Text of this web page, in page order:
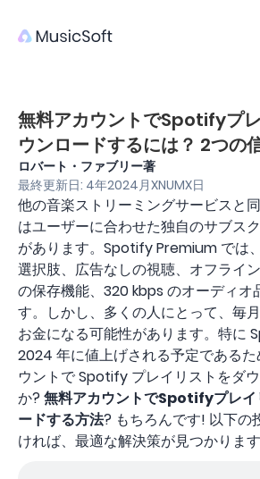
無料アカウントでSpotifyプ
ウンロードするには？ 2つの
ロバート・ファブリー著
最終更新日: 4年2024月XNUMX日
他の音楽ストリーミングサービスと
はユーザーに合わせた独自のサブス
があります。Spotify Premium では
選択肢、広告なしの視聴、オフライ
の保存機能、320 kbps のオーディオ
す。しかし、多くの人にとって、毎
お金になる可能性があります。特に
2024 年に値上げされる予定である
ウントで Spotify プレイリストをダ
か?無料アカウントでSpotifyプレイ
ードする方法? もちろんです! 以下の
ければ、最適な解決策が見つかります